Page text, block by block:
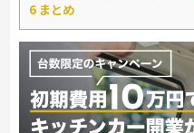
6 まとめ